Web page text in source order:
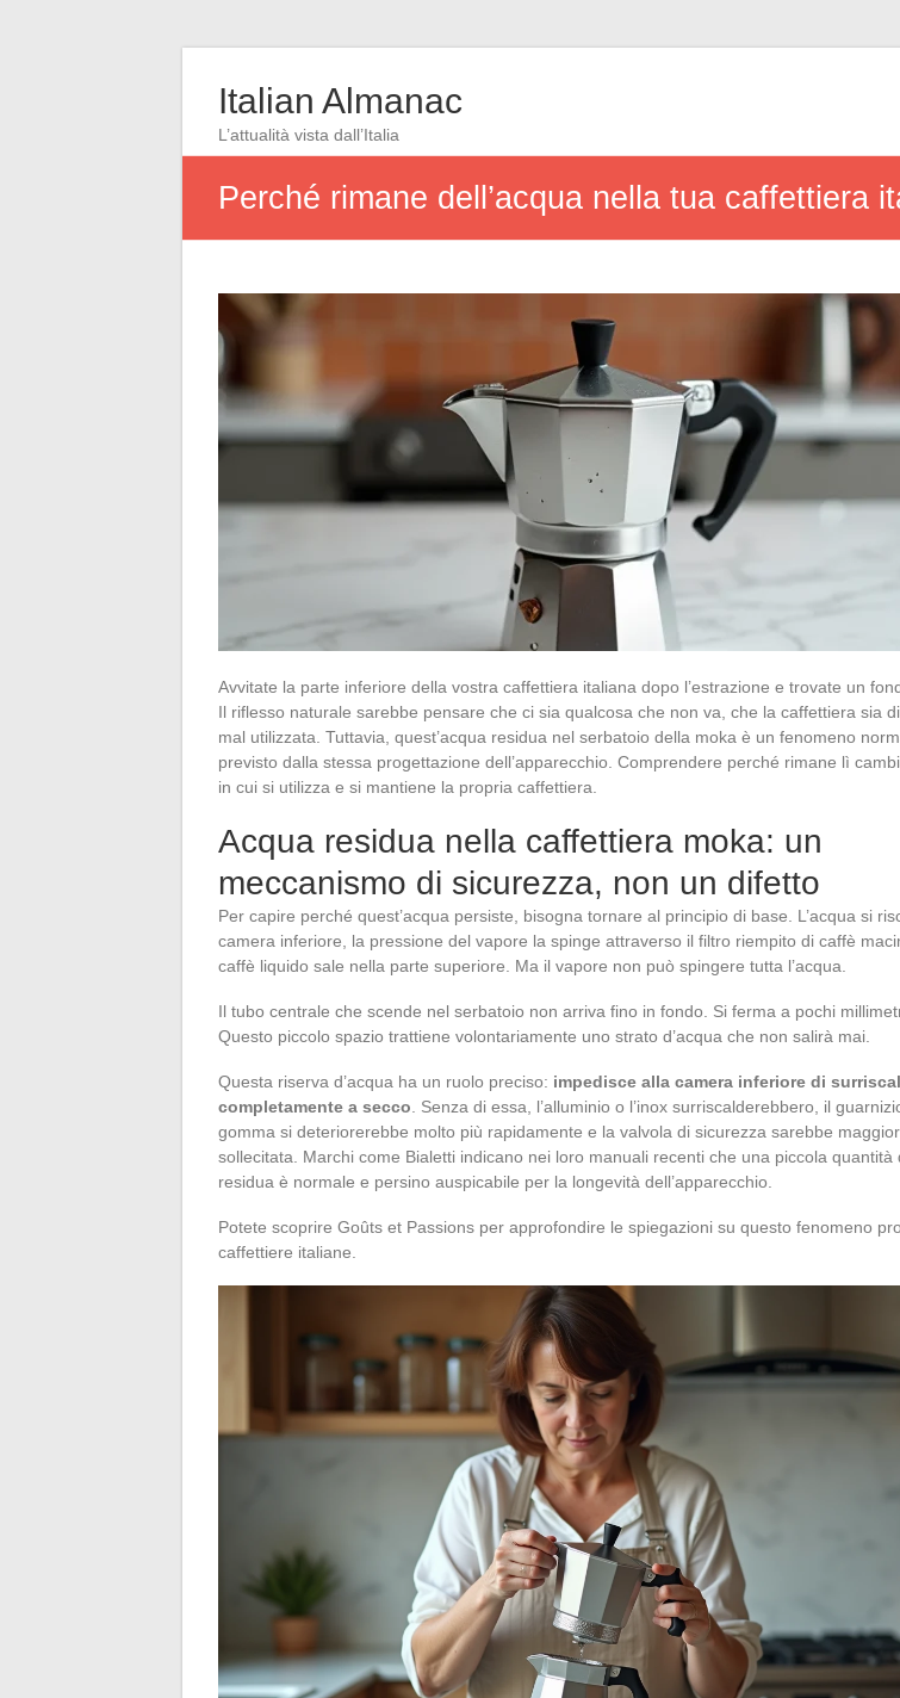
Italian Almanac
L’attualità vista dall’Italia
Perché rimane dell’acqua nella tua caffettiera
Avvitate la parte inferiore della vostra caffettiera italiana dopo l’estrazione e trovate un
Il riflesso naturale sarebbe pensare che ci sia qualcosa che non va, che la caffettiera sia
mal utilizzata. Tuttavia, quest’acqua residua nel serbatoio della moka è un fenomeno
previsto dalla stessa progettazione dell’apparecchio. Comprendere perché rimane lì
in cui si utilizza e si mantiene la propria caffettiera.
Acqua residua nella caffettiera moka: un
meccanismo di sicurezza, non un difetto
Per capire perché quest’acqua persiste, bisogna tornare al principio di base. L’acqua si
camera inferiore, la pressione del vapore la spinge attraverso il filtro riempito di caffè
caffè liquido sale nella parte superiore. Ma il vapore non può spingere tutta l’acqua.
Il tubo centrale che scende nel serbatoio non arriva fino in fondo. Si ferma a pochi
Questo piccolo spazio trattiene volontariamente uno strato d’acqua che non salirà mai.
Questa riserva d’acqua ha un ruolo preciso: impedisce alla camera inferiore di
completamente a secco . Senza di essa, l’alluminio o l’inox surriscalderebbero, il
gomma si deteriorerebbe molto più rapidamente e la valvola di sicurezza sarebbe
sollecitata. Marchi come Bialetti indicano nei loro manuali recenti che una piccola quantità
residua è normale e persino auspicabile per la longevità dell’apparecchio.
Potete scoprire Goûts et Passions per approfondire le spiegazioni su questo fenomeno
caffettiere italiane.